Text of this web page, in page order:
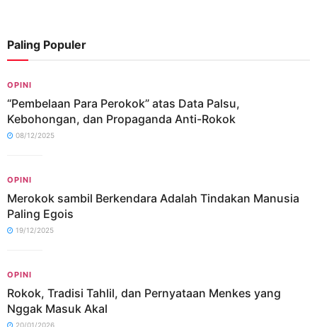
Paling Populer
OPINI
“Pembelaan Para Perokok” atas Data Palsu,
Kebohongan, dan Propaganda Anti-Rokok
08/12/2025
OPINI
Merokok sambil Berkendara Adalah Tindakan Manusia
Paling Egois
19/12/2025
OPINI
Rokok, Tradisi Tahlil, dan Pernyataan Menkes yang
Nggak Masuk Akal
20/01/2026